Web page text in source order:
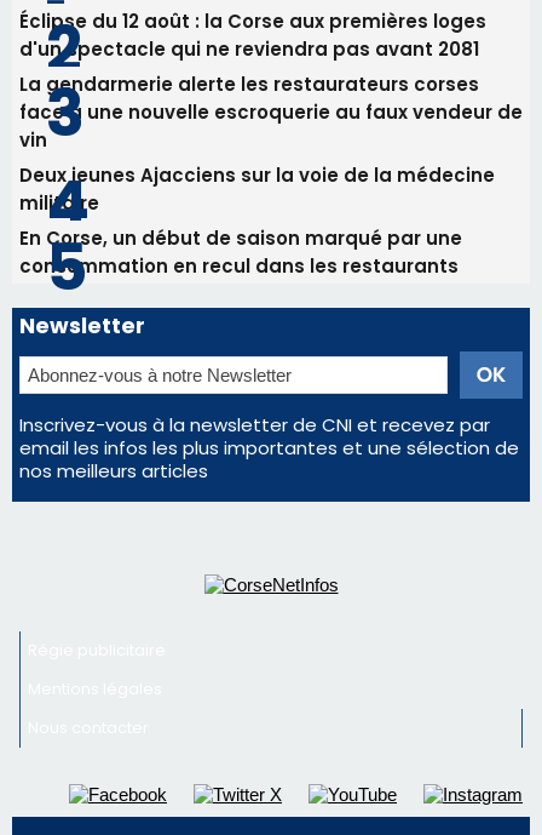
Éclipse du 12 août : la Corse aux premières loges
d'un spectacle qui ne reviendra pas avant 2081
La gendarmerie alerte les restaurateurs corses
face à une nouvelle escroquerie au faux vendeur de
vin
Deux jeunes Ajacciens sur la voie de la médecine
militaire
En Corse, un début de saison marqué par une
consommation en recul dans les restaurants
Newsletter
Inscrivez-vous à la newsletter de CNI et recevez par
email les infos les plus importantes et une sélection de
nos meilleurs articles